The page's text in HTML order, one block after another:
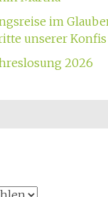
im
unserer Konfis
2026